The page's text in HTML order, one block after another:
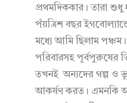
প্রথমদিককার। তারা শুধু
পঁয়ত্রিশ বছর
মধ্যে আমি ছিলাম
পরিবারসহ পূর্বপুরুষের
তখনই অন্যদের গল্প ও
আকর্ষণ করত। এমনকি